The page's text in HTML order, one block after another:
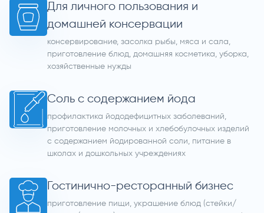
Для личного пользования и
домашней консервации
консервирование, засолка рыбы, мяса и сала,
приготовление блюд, домашняя косметика, уборка,
хозяйственные нужды
Соль с содержанием йода
профилактика йододефицитных заболеваний,
приготовление молочных и хлебобулочных изделий
с содержанием йодированной соли, питание в
школах и дошкольных учреждениях
Гостинично-ресторанный бизнес
приготовление пищи, украшение блюд (стейки/